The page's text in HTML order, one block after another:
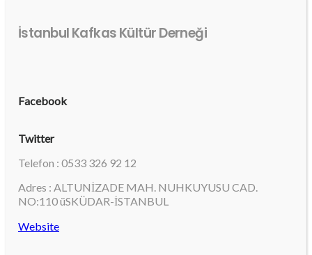
İstanbul Kafkas Kültür Derneği
Facebook
Twitter
Telefon : 0533 326 92 12
Adres : ALTUNİZADE MAH. NUHKUYUSU CAD.
NO:110 üSKÜDAR-İSTANBUL
Website